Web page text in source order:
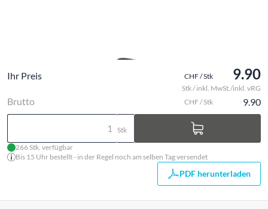
Ihr Preis CHF / Stk 9.90
Stk / inkl. MwSt./inkl. vRG
Brutto CHF / Stk 9.90
Stk
266 Stk. verfügbar
Bis 15 Uhr bestellt - in der Regel noch am selben Tag versendet
PDF herunterladen